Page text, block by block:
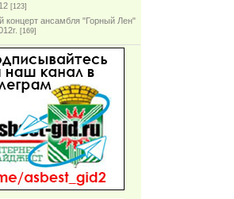
[123]
концерт ансамбля "Горный Лен"
[169]